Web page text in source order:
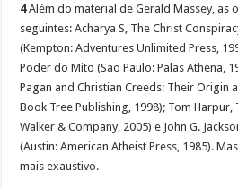
4Além do material de Gerald Massey, as
seguintes: Acharya S, The Christ
(Kempton: Adventures Unlimited Press,
Poder do Mito (São Paulo: Palas Athena,
Pagan and Christian Creeds: Their Origin
Book Tree Publishing, 1998); Tom Harpur,
Walker & Company, 2005) e John G.
(Austin: American Atheist Press, 1985).
mais exaustivo.